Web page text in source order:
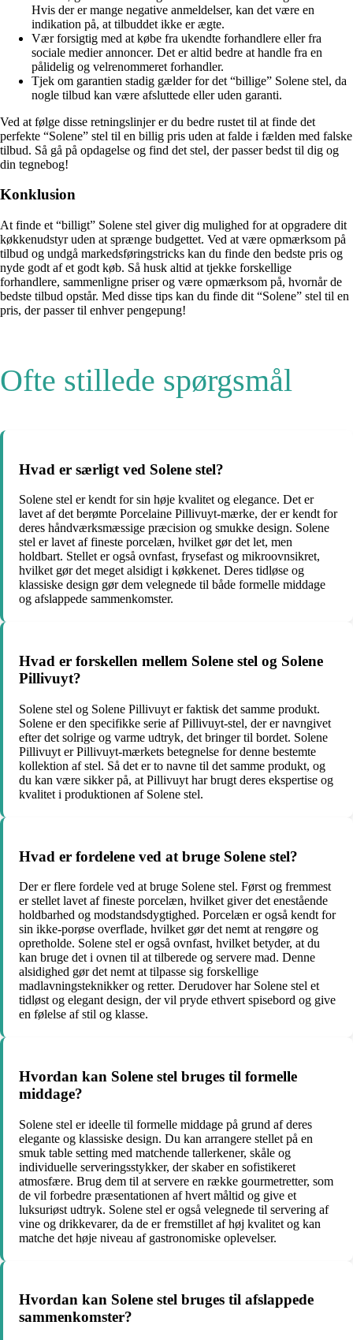
Hvis der er mange negative anmeldelser, kan det være en
indikation på, at tilbuddet ikke er ægte.
Vær forsigtig med at købe fra ukendte forhandlere eller fra
sociale medier annoncer. Det er altid bedre at handle fra en
pålidelig og velrenommeret forhandler.
Tjek om garantien stadig gælder for det “billige” Solene stel, da
nogle tilbud kan være afsluttede eller uden garanti.
Ved at følge disse retningslinjer er du bedre rustet til at finde det
perfekte “Solene” stel til en billig pris uden at falde i fælden med falske
tilbud. Så gå på opdagelse og find det stel, der passer bedst til dig og
din tegnebog!
Konklusion
At finde et “billigt” Solene stel giver dig mulighed for at opgradere dit
køkkenudstyr uden at sprænge budgettet. Ved at være opmærksom på
tilbud og undgå markedsføringstricks kan du finde den bedste pris og
nyde godt af et godt køb. Så husk altid at tjekke forskellige
forhandlere, sammenligne priser og være opmærksom på, hvornår de
bedste tilbud opstår. Med disse tips kan du finde dit “Solene” stel til en
pris, der passer til enhver pengepung!
Ofte stillede spørgsmål
Hvad er særligt ved Solene stel?
Solene stel er kendt for sin høje kvalitet og elegance. Det er
lavet af det berømte Porcelaine Pillivuyt-mærke, der er kendt for
deres håndværksmæssige præcision og smukke design. Solene
stel er lavet af fineste porcelæn, hvilket gør det let, men
holdbart. Stellet er også ovnfast, frysefast og mikroovnsikret,
hvilket gør det meget alsidigt i køkkenet. Deres tidløse og
klassiske design gør dem velegnede til både formelle middage
og afslappede sammenkomster.
Hvad er forskellen mellem Solene stel og Solene
Pillivuyt?
Solene stel og Solene Pillivuyt er faktisk det samme produkt.
Solene er den specifikke serie af Pillivuyt-stel, der er navngivet
efter det solrige og varme udtryk, det bringer til bordet. Solene
Pillivuyt er Pillivuyt-mærkets betegnelse for denne bestemte
kollektion af stel. Så det er to navne til det samme produkt, og
du kan være sikker på, at Pillivuyt har brugt deres ekspertise og
kvalitet i produktionen af Solene stel.
Hvad er fordelene ved at bruge Solene stel?
Der er flere fordele ved at bruge Solene stel. Først og fremmest
er stellet lavet af fineste porcelæn, hvilket giver det enestående
holdbarhed og modstandsdygtighed. Porcelæn er også kendt for
sin ikke-porøse overflade, hvilket gør det nemt at rengøre og
opretholde. Solene stel er også ovnfast, hvilket betyder, at du
kan bruge det i ovnen til at tilberede og servere mad. Denne
alsidighed gør det nemt at tilpasse sig forskellige
madlavningsteknikker og retter. Derudover har Solene stel et
tidløst og elegant design, der vil pryde ethvert spisebord og give
en følelse af stil og klasse.
Hvordan kan Solene stel bruges til formelle
middage?
Solene stel er ideelle til formelle middage på grund af deres
elegante og klassiske design. Du kan arrangere stellet på en
smuk table setting med matchende tallerkener, skåle og
individuelle serveringsstykker, der skaber en sofistikeret
atmosfære. Brug dem til at servere en række gourmetretter, som
de vil forbedre præsentationen af ​​hvert måltid og give et
luksuriøst udtryk. Solene stel er også velegnede til servering af
vine og drikkevarer, da de er fremstillet af høj kvalitet og kan
matche det høje niveau af gastronomiske oplevelser.
Hvordan kan Solene stel bruges til afslappede
sammenkomster?